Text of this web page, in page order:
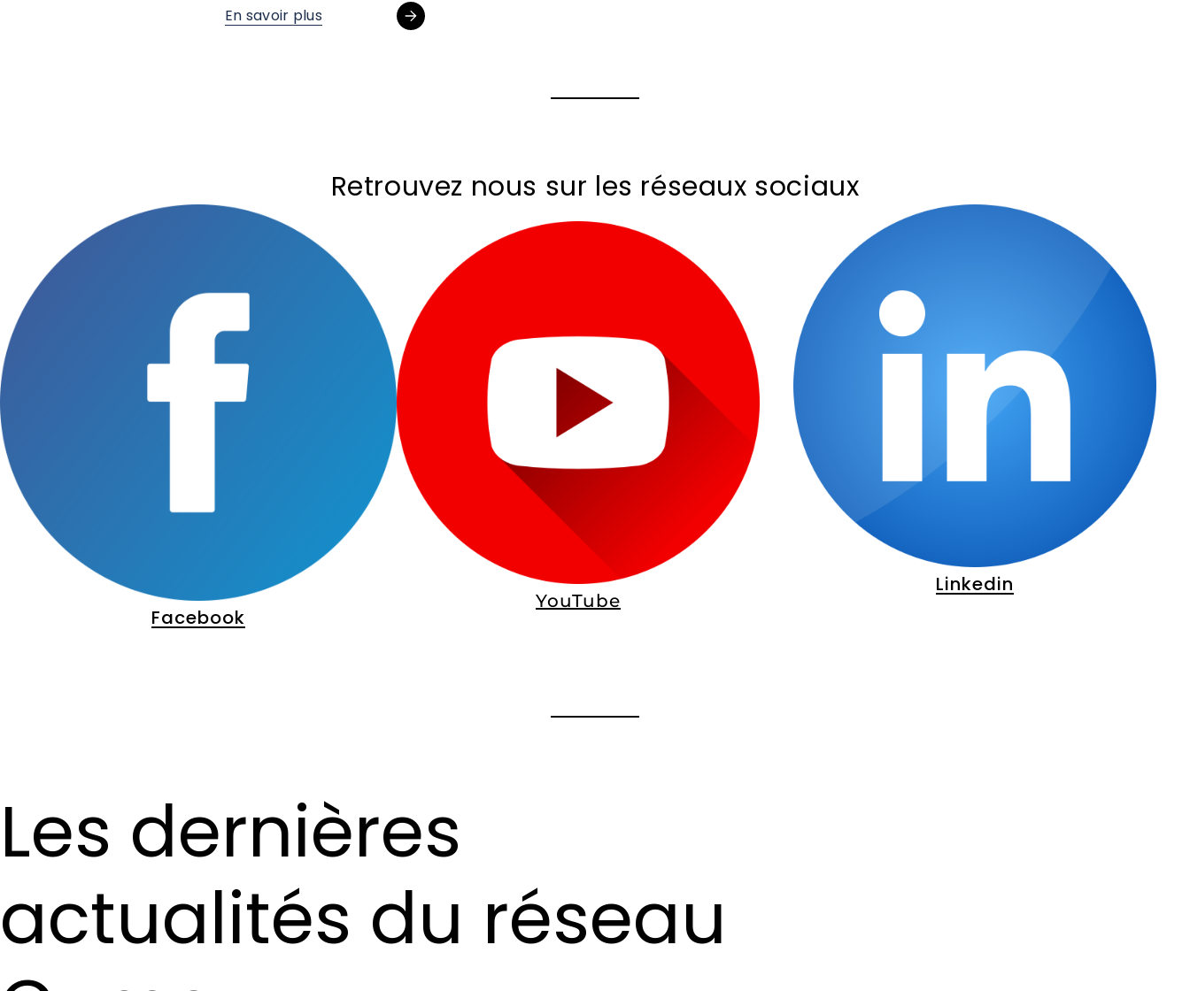
En savoir plus
Retrouvez nous sur les réseaux sociaux
Facebook
YouTube
Linkedin
Les dernières
actualités du réseau